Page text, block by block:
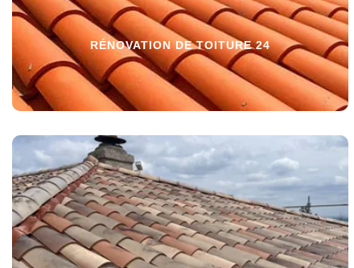
RÉNOVATION DE TOITURE 24